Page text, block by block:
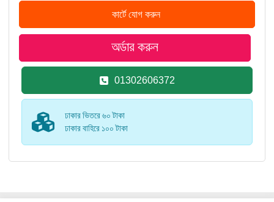
01302606372
ঢাকার ভিতরে ৬০ টাকা
ঢাকার বাহিরে ১০০ টাকা